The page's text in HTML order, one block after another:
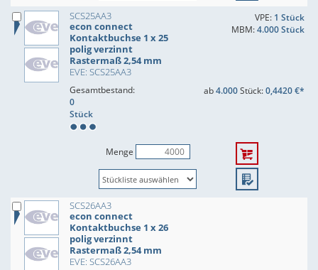
SCS25AA3
econ connect
Kontaktbuchse 1 x 25
polig verzinnt
Rastermaß 2,54 mm
EVE: SCS25AA3
VPE: 1 Stück
MBM:4.000 Stück
Gesamtbestand:
0
Stück
ab4.000Stück:0,4420 €*
Menge
SCS26AA3
econ connect
Kontaktbuchse 1 x 26
polig verzinnt
Rastermaß 2,54 mm
EVE: SCS26AA3